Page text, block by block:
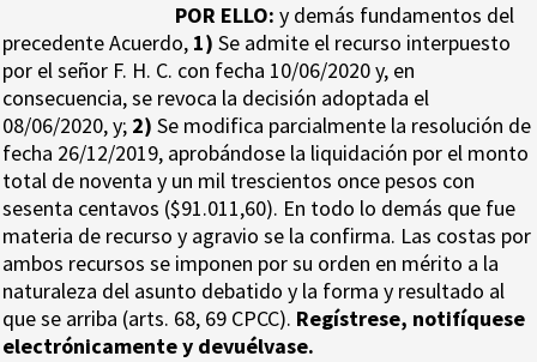
POR ELLO: y demás fundamentos del
precedente Acuerdo, 1) Se admite el recurso interpuesto
por el señor F. H. C. con fecha 10/06/2020 y, en
consecuencia, se revoca la decisión adoptada el
08/06/2020, y; 2) Se modifica parcialmente la resolución de
fecha 26/12/2019, aprobándose la liquidación por el monto
total de noventa y un mil trescientos once pesos con
sesenta centavos ($91.011,60). En todo lo demás que fue
materia de recurso y agravio se la confirma. Las costas por
ambos recursos se imponen por su orden en mérito a la
naturaleza del asunto debatido y la forma y resultado al
que se arriba (arts. 68, 69 CPCC). Regístrese, notifíquese
electrónicamente y devuélvase.